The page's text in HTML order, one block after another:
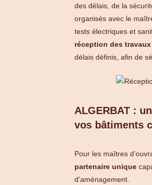
des délais, de la
organisés avec le
tests électriques et
réception des travaux
délais définis, afin de
ALGERBAT :
vos bâtiments
Pour les maîtres
partenaire unique
d’aménagement.